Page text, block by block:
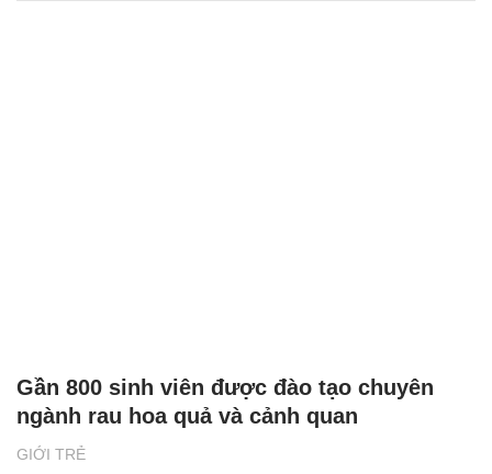
GIỚI TRẺ
Gần 800 sinh viên được đào tạo chuyên
ngành rau hoa quả và cảnh quan